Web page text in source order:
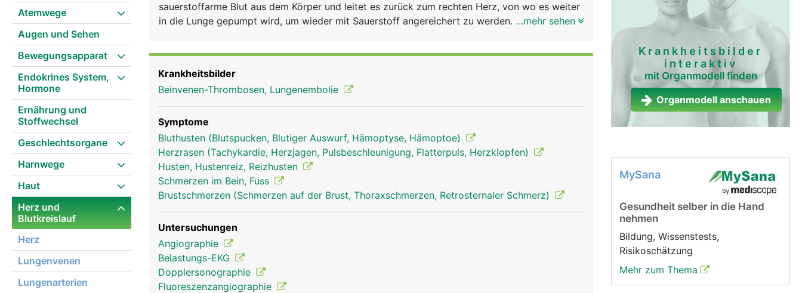
Atemwege
Augen und Sehen
Bewegungsapparat
Endokrines System,
Hormone
Ernährung und
Stoffwechsel
Geschlechtsorgane
Harnwege
Haut
Herz und
Blutkreislauf
Herz
Lungenvenen
Lungenarterien
sauerstoffarme Blut aus dem Körper und leitet es zurück zum rechten Herz, von wo es weiter
in die Lunge gepumpt wird, um wieder mit Sauerstoff angereichert zu werden. Eigentlich sind
Bauchraum).
...mehr sehen
Krankheitsbilder
Beinvenen-Thrombosen, Lungenembolie
Symptome
Bluthusten (Blutspucken, Blutiger Auswurf, Hämoptyse, Hämoptoe)
Herzrasen (Tachykardie, Herzjagen, Pulsbeschleunigung, Flatterpuls, Herzklopfen)
Husten, Hustenreiz, Reizhusten
Schmerzen im Bein, Fuss
Brustschmerzen (Schmerzen auf der Brust, Thoraxschmerzen, Retrosternaler Schmerz)
Untersuchungen
Angiographie
Belastungs-EKG
Dopplersonographie
Fluoreszenzangiographie
Krankheitsbilder
interaktiv
mit Organmodell finden
Organmodell anschauen
MySana
Gesundheit selber in die Hand
nehmen
Bildung, Wissenstests,
Risikoschätzung
Mehr zum Thema